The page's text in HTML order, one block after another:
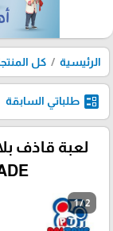
الرئيسية كل
ballot طلباتي السابقة
1 / 2